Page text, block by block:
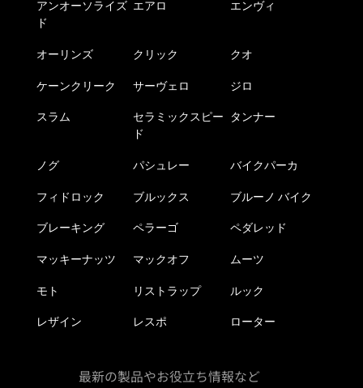
アンオーソライズ
ド
エアロ エンヴィ
オーリンズ クリック クオ
ケーンクリーク サーヴェロ ジロ
スラム
セラミックスピー
ド
タンナー
ノグ パシュレー バイクパーカ
フィドロック ブルックス ブルーノ バイク
ブレーキング ペラーゴ ペダレッド
マッキーナッツ マックオフ ムーツ
モト リストラップ ルック
レザイン レスポ ローター
最新の製品やお役立ち情報など